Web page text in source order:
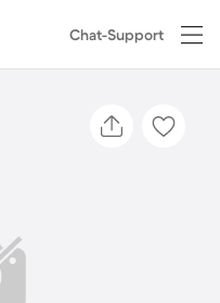
Chat-Support